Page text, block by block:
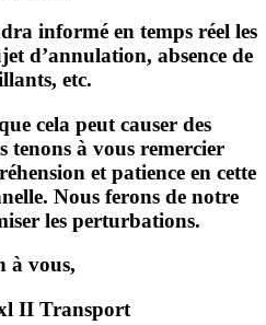
informé en temps réel les
d’annulation, absence de
etc.
cela peut causer des
tenons à vous remercier
et patience en cette
Nous ferons de notre
les perturbations.
à vous,
II Transport